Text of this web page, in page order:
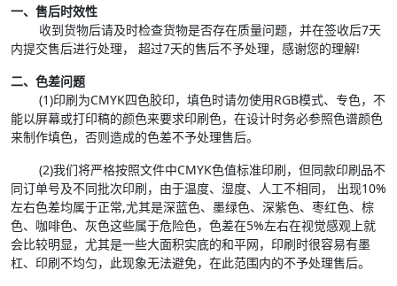
一、售后时效性
收到货物后请及时检查货物是否存在质量问题，并在签收后7天
内提交售后进行处理， 超过7天的售后不予处理，感谢您的理解!
二、色差问题
(1)印刷为CMYK四色胶印，填色时请勿使用RGB模式、专色，不
能以屏幕或打印稿的颜色来要求印刷色，在设计时务必参照色谱颜色
来制作填色，否则造成的色差不予处理售后。
(2)我们将严格按照文件中CMYK色值标准印刷，但同款印刷品不
同订单号及不同批次印刷，由于温度、湿度、人工不相同， 出现10%
左右色差均属于正常,尤其是深蓝色、墨绿色、深紫色、枣红色、棕
色、咖啡色、灰色这些属于危险色，色差在5%左右在视觉感观上就
会比较明显，尤其是一些大面积实底的和平网，印刷时很容易有墨
杠、印刷不均匀，此现象无法避免，在此范围内的不予处理售后。